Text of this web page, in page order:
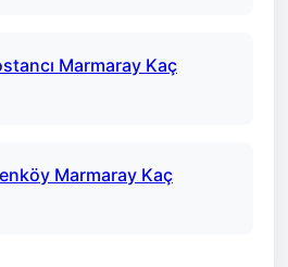
Marmaray Kaç
Marmaray Kaç